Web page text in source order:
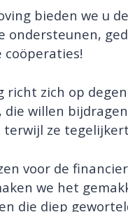
bieden we u
ondersteunen,
coöperaties!
richt zich op
die willen
terwijl ze
voor de
we het
die diep